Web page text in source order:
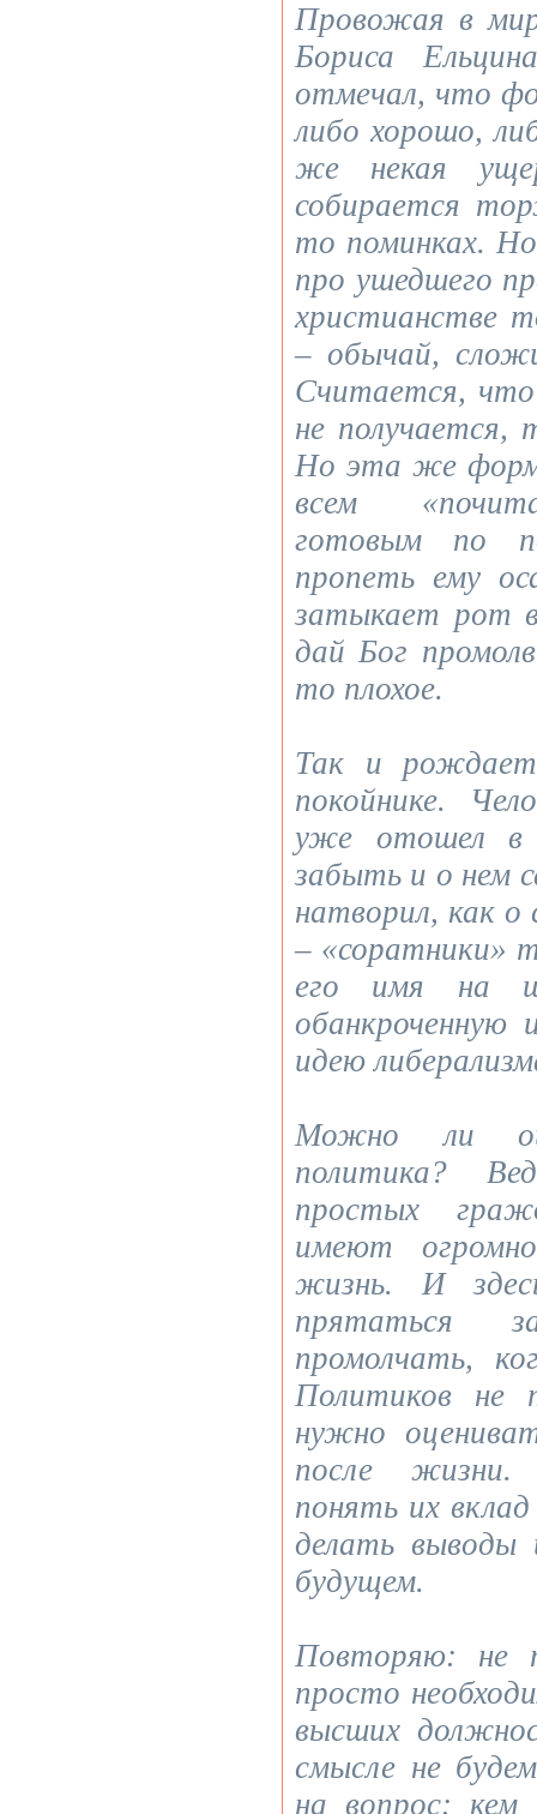
Провожая в
Бориса
отмечал, что
либо хорошо,
же некая
собирается
то поминках.
про ушедшего
христианстве
– обычай,
Считается, что
не получается,
Но эта же
всем
готовым по
пропеть ему
затыкает рот
дай Бог
то плохое.
Так и
покойнике.
уже отошел в
забыть и о нем
натворил, как
– «соратники»
его имя на
обанкроченную
идею
Можно ли
политика?
простых
имеют
жизнь. И
прятаться
промолчать,
Политиков не
нужно
после
понять их
делать выводы
будущем.
Повторяю: не
просто
высших
смысле не
на вопрос: